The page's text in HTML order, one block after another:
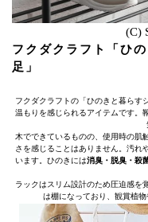
(C)
フクダクラフト「ひ
足」
フクダクラフトの「ひのきと暮らす
温もりを感じられるアイテムです。
木でできているものの、使用時の肌
さを感じることはありません。汚れ
います。ひのきには消臭・脱臭・殺
ラックはスリム設計のため圧迫感を
は棚になっており、観賞植